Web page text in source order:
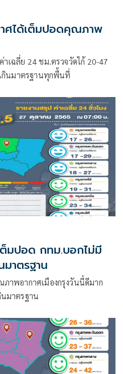
ศได้เต็มปอดคุณภาพ
ฉลี่ย 24 ชม.ตรวจวัดไก้ 20-47
กินมาตรฐานทุกพื้นที่
มปอด กทม.บอกไม่มี
มาตรฐาน
าพอากาศเมืองกรุงวันนี้ดีมาก
มาตรฐาน